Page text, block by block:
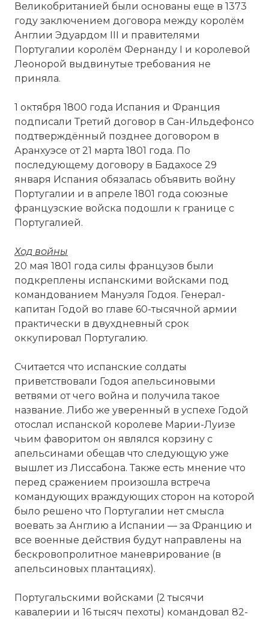
Великобританией были основаны еще в 1373
году заключением договора между королём
Англии Эдуардом III и правителями
Португалии королём Фернанду I и королевой
Леонорой выдвинутые требования не
приняла.
1 октября 1800 года Испания и Франция
подписали Третий договор в Сан-Ильдефонсо
подтверждённый позднее договором в
Аранхуэсе от 21 марта 1801 года. По
последующему договору в Бадахосе 29
января Испания обязалась объявить войну
Португалии и в апреле 1801 года союзные
французские войска подошли к границе с
Португалией.
Ход войны
20 мая 1801 года силы французов были
подкреплены испанскими войсками под
командованием Мануэля Годоя. Генерал-
капитан Годой во главе 60-тысячной армии
практически в двухдневный срок
оккупировал Португалию.
Считается что испанские солдаты
приветствовали Годоя апельсиновыми
ветвями от чего война и получила такое
название. Либо же уверенный в успехе Годой
отослал испанской королеве Марии-Луизе
чьим фаворитом он являлся корзину с
апельсинами обещав что следующую уже
вышлет из Лиссабона. Также есть мнение что
перед сражением произошла встреча
командующих враждующих сторон на которой
было решено что Португалии нет смысла
воевать за Англию а Испании — за Францию и
все военные действия будут направлены на
бескровопролитное маневрирование (в
апельсиновых плантациях).
Португальскими войсками (2 тысячи
кавалерии и 16 тысяч пехоты) командовал 82-